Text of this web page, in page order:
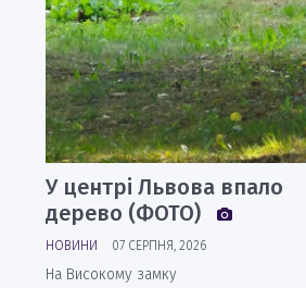
У центрі Львова впало
дерево (ФОТО)
НОВИНИ 07 СЕРПНЯ, 2026
На Високому замку